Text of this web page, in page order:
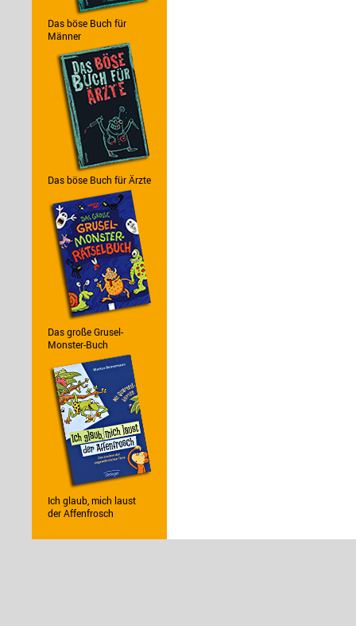
Das böse Buch für
Männer
Das böse Buch für Ärzte
Das große Grusel-
Monster-Buch
Ich glaub, mich laust
der Affenfrosch